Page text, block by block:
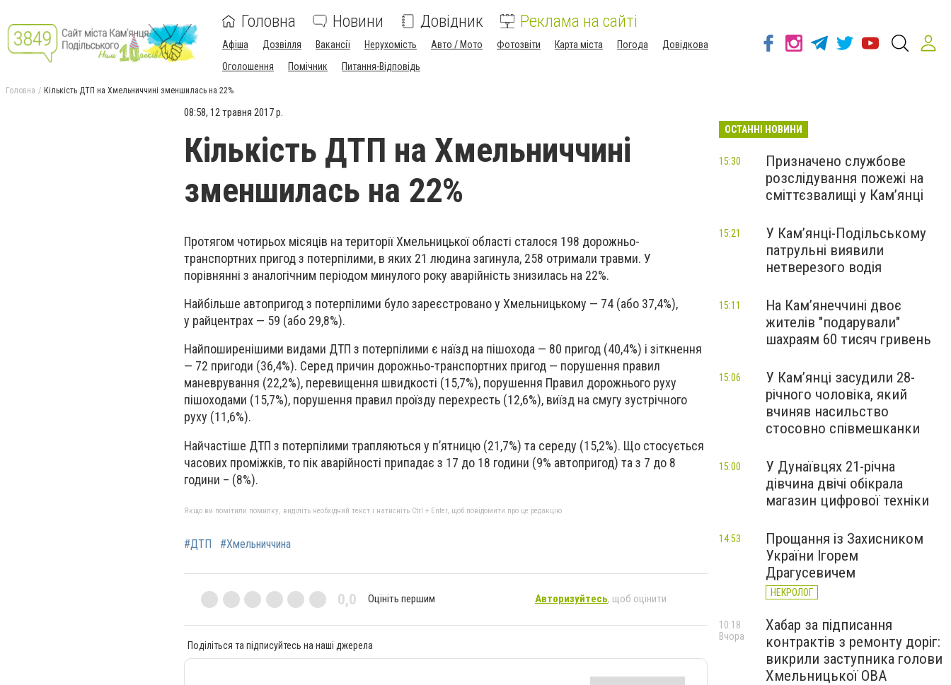
Головна Новини Довідник Реклама на сайті
Афіша Дозвілля Вакансії Нерухомість Авто / Мото Фотозвіти Карта міста Погода
Довідкова
Оголошення
Помічник Питання-Відповідь
Головна Кількість ДТП на Хмельниччині зменшилась на 22%
08:58, 12 травня 2017 р.
Кількість ДТП на Хмельниччині
зменшилась на 22%
Протягом чотирьох місяців на території Хмельницької області сталося 198 дорожньо-
транспортних пригод з потерпілими, в яких 21 людина загинула, 258 отримали травми. У
порівнянні з аналогічним періодом минулого року аварійність знизилась на 22%.
Найбільше автопригод з потерпілими було зареєстровано у Хмельницькому — 74 (або 37,4%),
у райцентрах — 59 (або 29,8%).
Найпоширенішими видами ДТП з потерпілими є наїзд на пішохода — 80 пригод (40,4%) і зіткнення
— 72 пригоди (36,4%). Серед причин дорожньо-транспортних пригод — порушення правил
маневрування (22,2%), перевищення швидкості (15,7%), порушення Правил дорожнього руху
пішоходами (15,7%), порушення правил проїзду перехресть (12,6%), виїзд на смугу зустрічного
руху (11,6%).
Найчастіше ДТП з потерпілими трапляються у п’ятницю (21,7%) та середу (15,2%). Що стосується
часових проміжків, то пік аварійності припадає з 17 до 18 години (9% автопригод) та з 7 до 8
години – (8%).
Якщо ви помітили помилку, виділіть необхідний текст і натисніть Ctrl + Enter, щоб повідомити про це редакцію
#ДТП #Хмельниччина
0,0 Оцініть першим Авторизуйтесь, щоб оцінити
Поділіться та підписуйтесь на наші джерела
ОСТАННІ НОВИНИ
Призначено службове
розслідування пожежі на
сміттєзвалищі у Кам’янці
15:30
У Кам’янці-Подільському
патрульні виявили
нетверезого водія
15:21
На Камʼянеччині двоє
жителів "подарували"
шахраям 60 тисяч гривень
15:11
У Камʼянці засудили 28-
річного чоловіка, який
вчиняв насильство
стосовно співмешканки
15:06
У Дунаївцях 21-річна
дівчина двічі обікрала
магазин цифрової техніки
15:00
Прощання із Захисником
України Ігорем
Драгусевичем
НЕКРОЛОГ
14:53
Хабар за підписання
контрактів з ремонту доріг:
викрили заступника голови
Хмельницької ОВА
10:18
Вчора